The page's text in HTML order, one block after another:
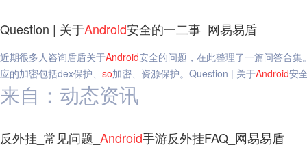
Question | 关于Android安全的一二事_网易易盾
近期很多人咨询盾盾关于Android安全的问题，在此整理了一篇问答合集
应的加密包括dex保护、 so加密、资源保护。Question | 关于Android安
来自：动态资讯
反外挂_常见问题_ Android手游反外挂FAQ_网易易盾